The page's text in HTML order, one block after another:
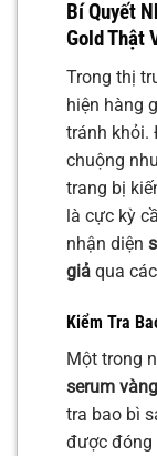
Bí Quyết
Gold Thật
Trong thị
hiện hàng
tránh khỏi.
chuộng
trang bị
là cực kỳ
nhận diện
giả qua
Kiểm Tra
Một trong
serum
tra bao bì
được đóng